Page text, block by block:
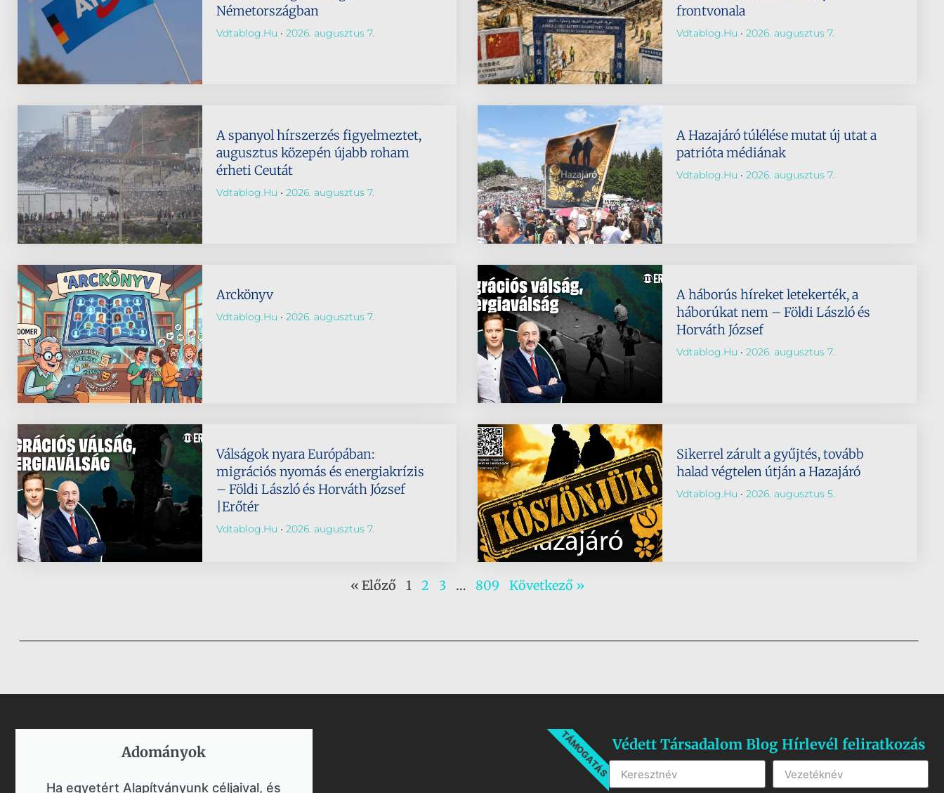
Németországban
Vdtablog.hu 2026. augusztus 7.
frontvonala
Vdtablog.hu 2026. augusztus 7.
A spanyol hírszerzés figyelmeztet,
augusztus közepén újabb roham
érheti Ceutát
Vdtablog.hu 2026. augusztus 7.
A Hazajáró túlélése mutat új utat a
patrióta médiának
Vdtablog.hu 2026. augusztus 7.
Arckönyv
Vdtablog.hu 2026. augusztus 7.
A háborús híreket letekerték, a
háborúkat nem – Földi László és
Horváth József
Vdtablog.hu 2026. augusztus 7.
Válságok nyara Európában:
migrációs nyomás és energiakrízis
– Földi László és Horváth József
|Erőtér
Vdtablog.hu 2026. augusztus 7.
Sikerrel zárult a gyűjtés, tovább
halad végtelen útján a Hazajáró
Vdtablog.hu 2026. augusztus 5.
« Előző 1 2 3 … 809 Következő »
Adományok​
Ha egyetért Alapítványunk céljaival, és
TÁMOGATÁSVédett Társadalom Blog Hírlevél feliratkozás